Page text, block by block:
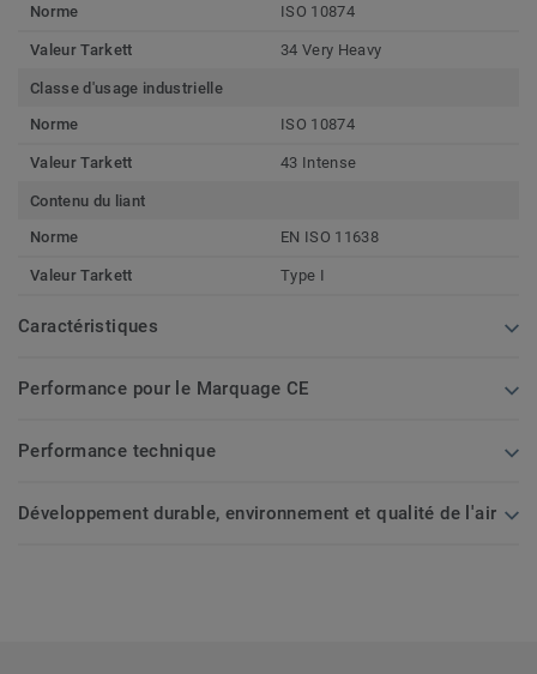
Norme
ISO 10874
Valeur Tarkett 34 Very Heavy
Classe d'usage industrielle
Norme
ISO 10874
Valeur Tarkett 43 Intense
Contenu du liant
Norme
EN ISO 11638
Valeur Tarkett Type I
Caractéristiques
Performance pour le Marquage CE
Performance technique
Développement durable, environnement et qualité de l'air